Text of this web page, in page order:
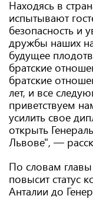
Находясь в
испытывают
безопасность и
дружбы наших
будущее
братские
братские
лет, и все
приветствуем
усилить свое
открыть
Львове", —
По словам главы
повысит статус
Анталии до